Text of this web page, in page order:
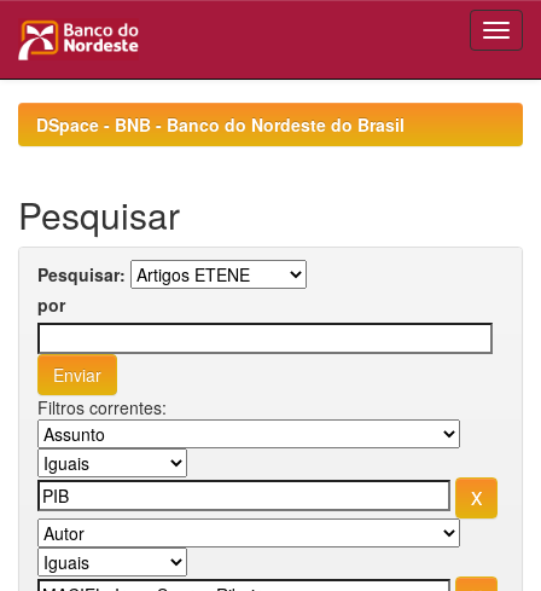
navigationDSpace - BNB - Banco do Nordeste do Brasil
Pesquisar
Pesquisar:
por
Filtros correntes: